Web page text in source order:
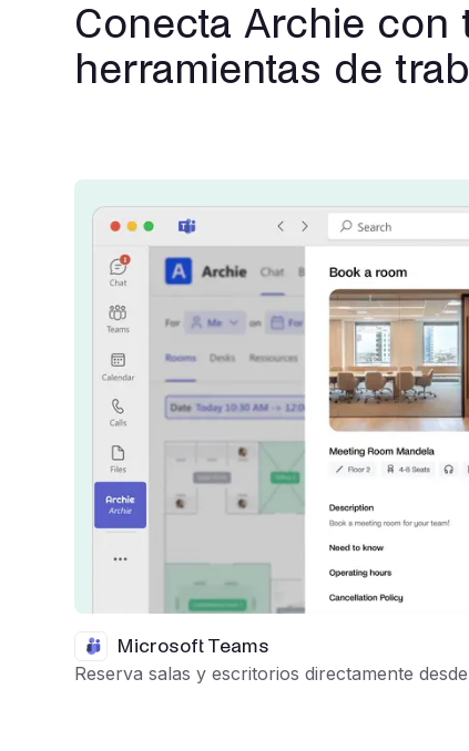
Conecta Archie con
herramientas de
Microsoft Teams
Reserva salas y escritorios directamente